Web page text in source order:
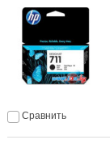
Сравнить